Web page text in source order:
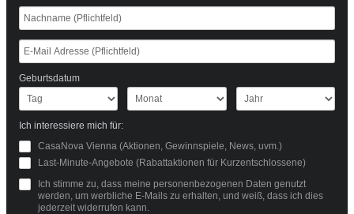
Geburtsdatum
Ich interessiere mich für:
CasaNova Vienna (Aktionen, Gewinnspiele, News, uvm.)
Last-Minute-Angebote (Rabattaktionen für Kurzentschlossene)
Ich stimme zu, dass meine personenbezogenen Daten genutzt
werden, um werbliche E-Mails zu erhalten, und weiß, dass ich dies
jederzeit widerrufen kann.